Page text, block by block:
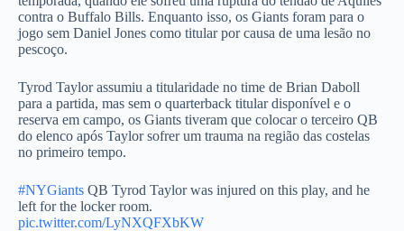
contra o Buffalo Bills. Enquanto isso, os Giants foram para o
jogo sem Daniel Jones como titular por causa de uma lesão no
pescoço.
Tyrod Taylor assumiu a titularidade no time de Brian Daboll
para a partida, mas sem o quarterback titular disponível e o
reserva em campo, os Giants tiveram que colocar o terceiro QB
do elenco após Taylor sofrer um trauma na região das costelas
no primeiro tempo.
#NYGiants QB Tyrod Taylor was injured on this play, and he
left for the locker room.
pic.twitter.com/LyNXQFXbKW